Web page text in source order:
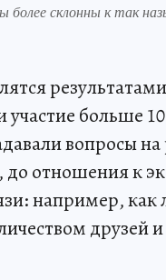
более склонны к так
больше 10
вопросы
отношения к
например,
друзей